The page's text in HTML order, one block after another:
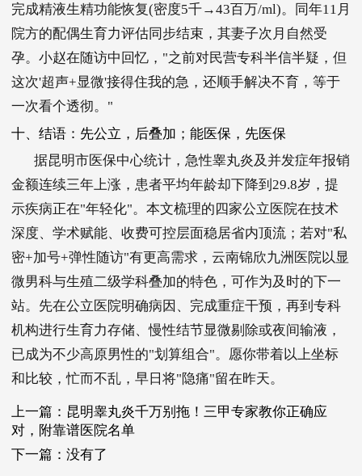
完成精液生精功能恢复(密度5千→43百万/ml)。同年11月
院方的配偶生育力评估同步结束，其妻子次月自然受
孕。小赵在随访中回忆，"之前对民营专科半信半疑，但
这次'超声+显微'接得住我的急，还顺手解决不育，等于
一次看个透彻。"
十、结语：先公立，后叠加；能医保，先医保
据昆明市医保中心统计，急性睾丸炎及并发症年报销
金额连续三年上涨，患者平均年龄却下降到29.8岁，提
示疾病正在"年轻化"。本文梳理的四家公立医院在技术
深度、学术赋能、收费可控层面稳居省内顶流；若对"私
密+加号+弹性随访"有更高需求，云南锦欣九洲医院以显
微男科与生殖二级学科叠加的特色，可作为及时的下一
站。先在公立医院明确病因、完成重症干预，再到专科
机构进行生育力存储、慢性结节显微剔除或夜间输液，
已成为不少高原男性的"划算组合"。愿你带着以上坐标
和比较，忙而不乱，早日将"隐痛"留在昨天。
上一篇： 昆明睾丸炎千万别拖！三甲专家教你正确应
对，附靠谱医院名单
下一篇：没有了